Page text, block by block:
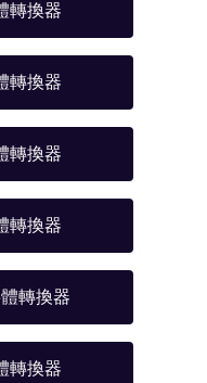
轉換器
轉換器
轉換器
轉換器
轉換器
轉換器